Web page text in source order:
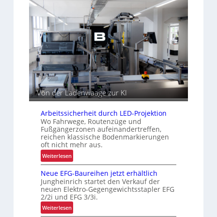
b
s
s
c
h
e
r
h
e
i
t
t
n
“
z
i
t
ä
t
e
n
r
I
n
t
r
a
l
o
g
i
t
i
k
Von der Ladenwaage zur KI
Arbeitssicherheit durch LED-Projektion
Wo Fahrwege, Routenzüge und
Fußgängerzonen aufeinandertreffen,
reichen klassische Bodenmarkierungen
oft nicht mehr aus.
Weiterlesen:
A
r
b
e
i
t
Neue EFG-Baureihen jetzt erhältlich
Jungheinrich startet den Verkauf der
neuen Elektro-Gegengewichtsstapler EFG
2/2i und EFG 3/3i.
Weiterlesen: